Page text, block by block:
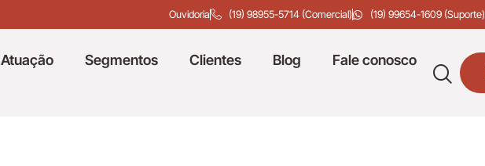
Ouvidoria (19) 98955-5714 (Comercial) (19) 99654-1609 (Suporte)
Atuação Segmentos Clientes Blog Fale conosco